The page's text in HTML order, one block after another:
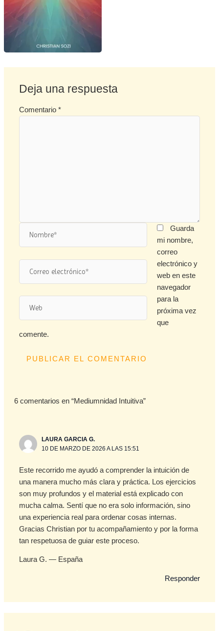
Deja una respuesta
Comentario*
electrónico*
Guarda
mi nombre,
correo
electrónico y
web en este
navegador
para la
próxima vez
que
comente.
6 comentarios en “Mediumnidad Intuitiva”
LAURA GARCIA G.
10 DE MARZO DE 2026 A LAS 15:51
Este recorrido me ayudó a comprender la intuición de
una manera mucho más clara y práctica. Los ejercicios
son muy profundos y el material está explicado con
mucha calma. Sentí que no era solo información, sino
una experiencia real para ordenar cosas internas.
Gracias Christian por tu acompañamiento y por la forma
tan respetuosa de guiar este proceso.
Laura G. — España
Responder